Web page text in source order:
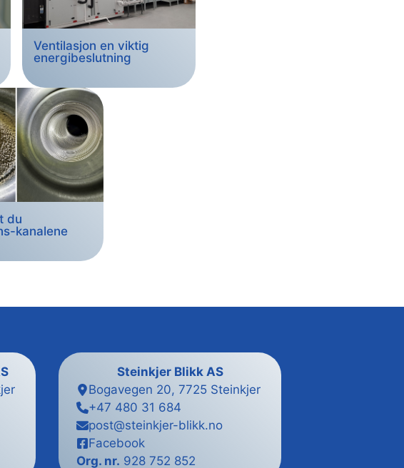
Ventilasjon en viktig
energibeslutning
du
kanalene
Steinkjer BlikkAS
Bogavegen 20, 7725 Steinkjer
+47 480 31 684
post@steinkjer-blikk.no
Facebook
Org. nr. 928 752 852